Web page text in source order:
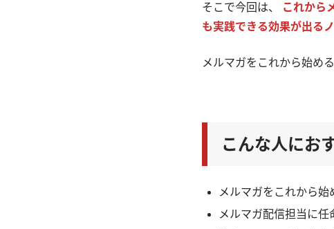
そこで今回は、
これから
も実践できる効果が出る
メルマガをこれから始め
こんな人にお
メルマガをこれから始
メルマガ配信担当に任